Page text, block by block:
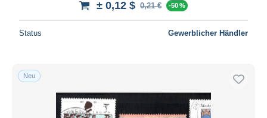
± 0,12 $ 0,21 € -50 %
Status Gewerblicher Händler
Neu